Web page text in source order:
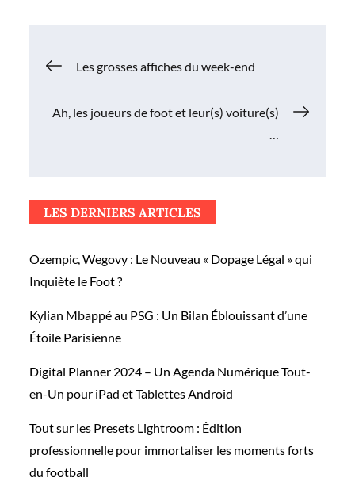
Navigation
de
Les grosses affiches du week-end
Ah, les joueurs de foot et leur(s) voiture(s)
LES DERNIERS ARTICLES
Ozempic, Wegovy : Le Nouveau « Dopage Légal » qui
Inquiète le Foot ?
Kylian Mbappé au PSG : Un Bilan Éblouissant d’une
Étoile Parisienne
Digital Planner 2024 – Un Agenda Numérique Tout-
en-Un pour iPad et Tablettes Android
Tout sur les Presets Lightroom : Édition
professionnelle pour immortaliser les moments forts
du football